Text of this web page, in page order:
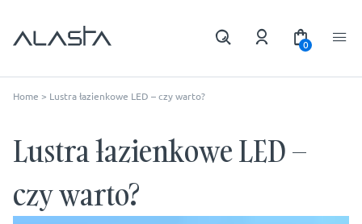
0
Home > Lustra łazienkowe LED – czy warto?
Lustra łazienkowe LED –
czy warto?